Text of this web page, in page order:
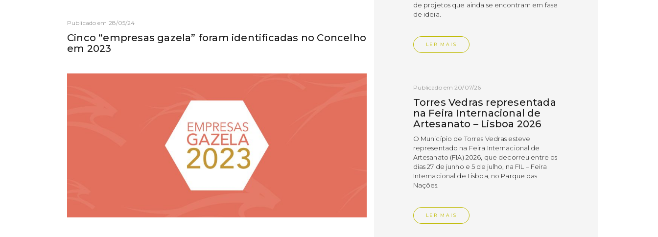
Publicado em 28/05/24
Cinco “empresas gazela” foram identificadas no Concelho
em 2023
de projetos que ainda se encontram em fase
de ideia.
LER MAIS
Publicado em 20/07/26
Torres Vedras representada
na Feira Internacional de
Artesanato – Lisboa 2026
O Município de Torres Vedras esteve
representado na Feira Internacional de
Artesanato (FIA) 2026, que decorreu entre os
dias 27 de junho e 5 de julho, na FIL – Feira
Internacional de Lisboa, no Parque das
Nações.
LER MAIS